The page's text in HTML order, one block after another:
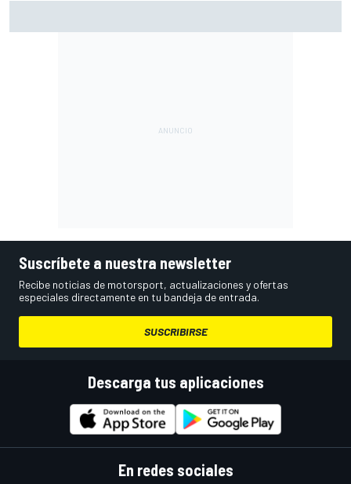
Suscríbete a nuestra newsletter
Recibe noticias de motorsport, actualizaciones y ofertas
especiales directamente en tu bandeja de entrada.
SUSCRIBIRSE
Descarga tus aplicaciones
En redes sociales